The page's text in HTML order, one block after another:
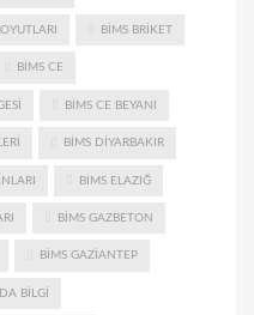
BIMS BRIKET
BIMS CE
BIMS CE BEYANI
BIMS DIYARBAKIR
BIMS ELAZIĞ
BIMS GAZBETON
BIMS GAZIANTEP
BILGI